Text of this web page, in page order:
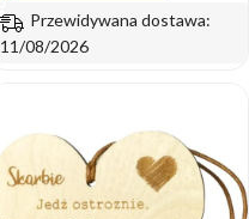
Przewidywana dostawa:
11/08/2026